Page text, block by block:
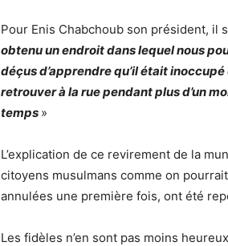
Pour Enis Chabchoub son président, il
obtenu un endroit dans lequel nous
déçus d’apprendre qu’il était
retrouver à la rue pendant plus d’un
temps »
L’explication de ce revirement de la
citoyens musulmans comme on
annulées une première fois, ont été
Les fidèles n’en sont pas moins